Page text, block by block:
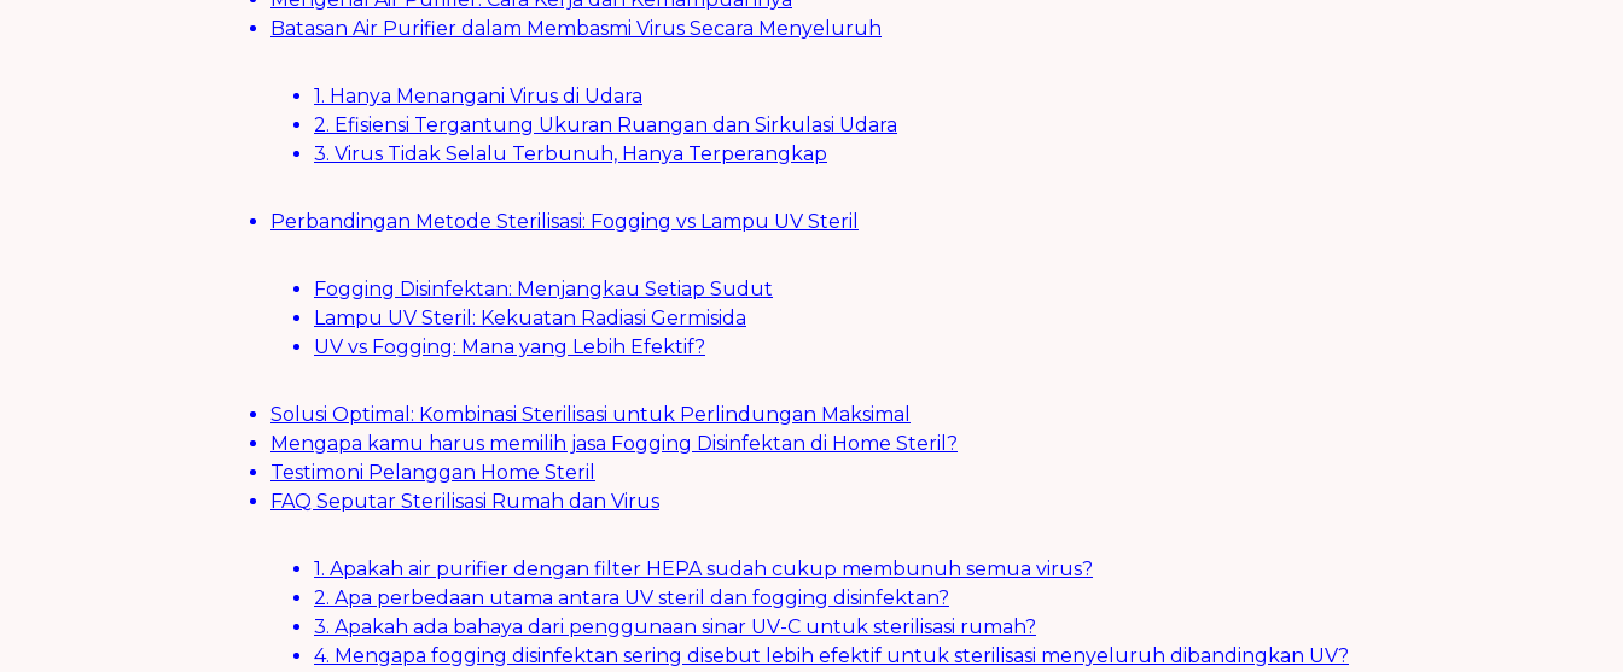
Batasan Air Purifier dalam Membasmi Virus Secara Menyeluruh
1. Hanya Menangani Virus di Udara
2. Efisiensi Tergantung Ukuran Ruangan dan Sirkulasi Udara
3. Virus Tidak Selalu Terbunuh, Hanya Terperangkap
Perbandingan Metode Sterilisasi: Fogging vs Lampu UV Steril
Fogging Disinfektan: Menjangkau Setiap Sudut
Lampu UV Steril: Kekuatan Radiasi Germisida
UV vs Fogging: Mana yang Lebih Efektif?
Solusi Optimal: Kombinasi Sterilisasi untuk Perlindungan Maksimal
Mengapa kamu harus memilih jasa Fogging Disinfektan di Home Steril?
Testimoni Pelanggan Home Steril
FAQ Seputar Sterilisasi Rumah dan Virus
1. Apakah air purifier dengan filter HEPA sudah cukup membunuh semua virus?
2. Apa perbedaan utama antara UV steril dan fogging disinfektan?
3. Apakah ada bahaya dari penggunaan sinar UV-C untuk sterilisasi rumah?
4. Mengapa fogging disinfektan sering disebut lebih efektif untuk sterilisasi menyeluruh dibandingkan UV?